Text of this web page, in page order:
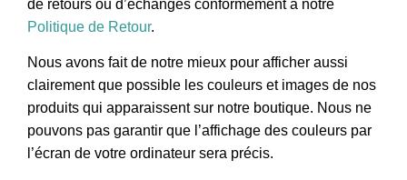
de retours ou d’échanges conformément à notre
Politique de Retour.
Nous avons fait de notre mieux pour afficher aussi
clairement que possible les couleurs et images de nos
produits qui apparaissent sur notre boutique. Nous ne
pouvons pas garantir que l’affichage des couleurs par
l’écran de votre ordinateur sera précis.